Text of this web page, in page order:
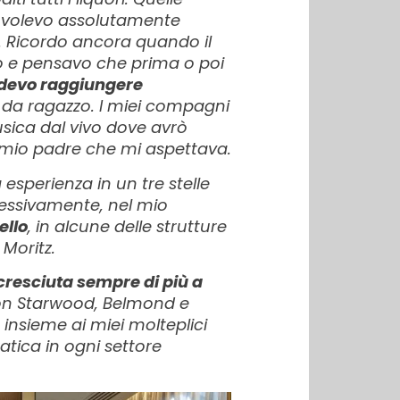
assolutamente
Ricordo ancora quando il
e pensavo che prima o poi
raggiungere
ragazzo. I miei compagni
dal vivo dove avrò
padre che mi aspettava.
esperienza in un tre stelle
nel mio
, in alcune delle strutture
sempre di più a
Starwood, Belmond e
insieme ai miei molteplici
in ogni settore